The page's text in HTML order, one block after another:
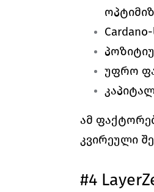
უფრო
ამ
კვირეული
#4